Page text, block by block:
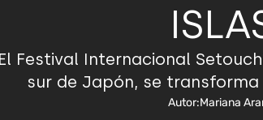
Festival Internacional
sur de Japón, se
Autor:Mariana